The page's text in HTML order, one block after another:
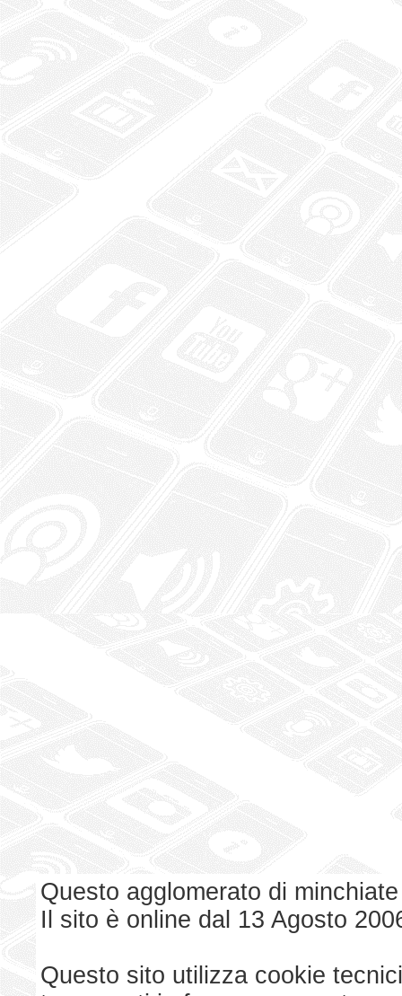
Questo agglomerato di
Il sito è online dal 13 Agosto
Questo sito utilizza cookie